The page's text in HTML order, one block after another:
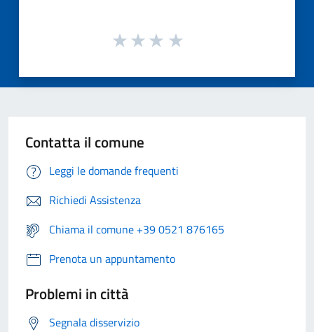
Contatta il comune
Leggi le domande frequenti
Richiedi Assistenza
Chiama il comune +39 0521 876165
Prenota un appuntamento
Problemi in città
Segnala disservizio